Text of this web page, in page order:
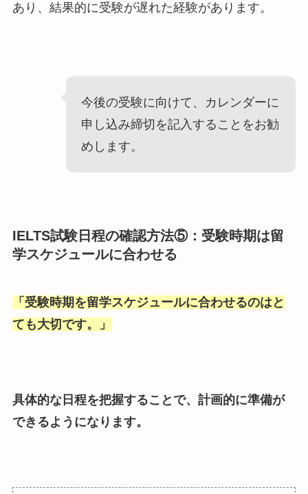
あり、結果的に受験が遅れた経験があります。
今後の受験に向けて、カレンダーに
申し込み締切を記入することをお勧
めします。
IELTS試験日程の確認方法⑤：受験時期は留
学スケジュールに合わせる
「 受験時期を留学スケジュールに合わせるのはと
ても大切です。
」
具体的な日程を把握することで、計画的に準備が
できるようになります。